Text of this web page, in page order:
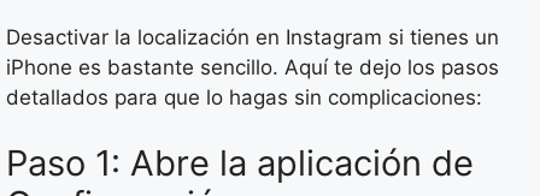
Desactivar la localización en Instagram si tienes un
iPhone es bastante sencillo. Aquí te dejo los pasos
detallados para que lo hagas sin complicaciones:
Paso 1: Abre la aplicación de